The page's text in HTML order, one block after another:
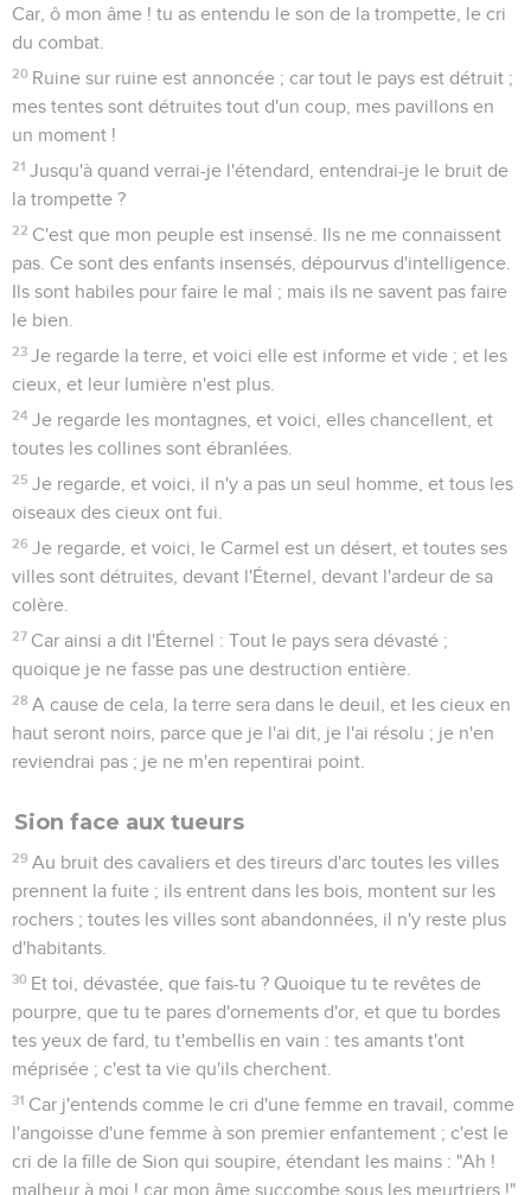
Car, ô mon âme ! tu as entendu le son de la trompette, le cri
du combat.
20 Ruine sur ruine est annoncée ; car tout le pays est détruit ;
mes tentes sont détruites tout d'un coup, mes pavillons en
un moment !
21 Jusqu'à quand verrai-je l'étendard, entendrai-je le bruit de
la trompette ?
22 C'est que mon peuple est insensé. Ils ne me connaissent
pas. Ce sont des enfants insensés, dépourvus d'intelligence.
Ils sont habiles pour faire le mal ; mais ils ne savent pas faire
le bien.
23 Je regarde la terre, et voici elle est informe et vide ; et les
cieux, et leur lumière n'est plus.
24 Je regarde les montagnes, et voici, elles chancellent, et
toutes les collines sont ébranlées.
25 Je regarde, et voici, il n'y a pas un seul homme, et tous les
oiseaux des cieux ont fui.
26 Je regarde, et voici, le Carmel est un désert, et toutes ses
villes sont détruites, devant l'Éternel, devant l'ardeur de sa
colère.
27 Car ainsi a dit l'Éternel : Tout le pays sera dévasté ;
quoique je ne fasse pas une destruction entière.
28 A cause de cela, la terre sera dans le deuil, et les cieux en
haut seront noirs, parce que je l'ai dit, je l'ai résolu ; je n'en
reviendrai pas ; je ne m'en repentirai point.
Sion face aux tueurs
29 Au bruit des cavaliers et des tireurs d'arc toutes les villes
prennent la fuite ; ils entrent dans les bois, montent sur les
rochers ; toutes les villes sont abandonnées, il n'y reste plus
d'habitants.
30 Et toi, dévastée, que fais-tu ? Quoique tu te revêtes de
pourpre, que tu te pares d'ornements d'or, et que tu bordes
tes yeux de fard, tu t'embellis en vain : tes amants t'ont
méprisée ; c'est ta vie qu'ils cherchent.
31 Car j'entends comme le cri d'une femme en travail, comme
l'angoisse d'une femme à son premier enfantement ; c'est le
cri de la fille de Sion qui soupire, étendant les mains : "Ah !
malheur à moi ! car mon âme succombe sous les meurtriers !"